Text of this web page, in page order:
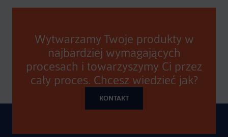
Wytwarzamy Twoje produkty w
najbardziej wymagających
procesach i towarzyszymy Ci przez
cały proces. Chcesz wiedzieć jak?
KONTAKT